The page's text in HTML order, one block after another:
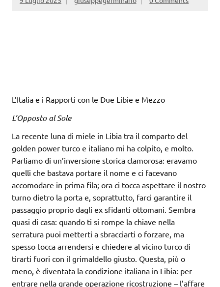
L’Italia e i Rapporti con le Due Libie e Mezzo
L’Opposto al Sole
La recente luna di miele in Libia tra il comparto del
golden power turco e italiano mi ha colpito, e molto.
Parliamo di un’inversione storica clamorosa: eravamo
quelli che bastava portare il nome e ci facevano
accomodare in prima fila; ora ci tocca aspettare il nostro
turno dietro la porta e, soprattutto, farci garantire il
passaggio proprio dagli ex sfidanti ottomani. Sembra
quasi di casa: quando ti si rompe la chiave nella
serratura puoi metterti a sbracciarti o forzare, ma
spesso tocca arrendersi e chiedere al vicino turco di
tirarti fuori con il grimaldello giusto. Questa, più o
meno, è diventata la condizione italiana in Libia: per
entrare nella grande operazione ricostruzione – l’affare